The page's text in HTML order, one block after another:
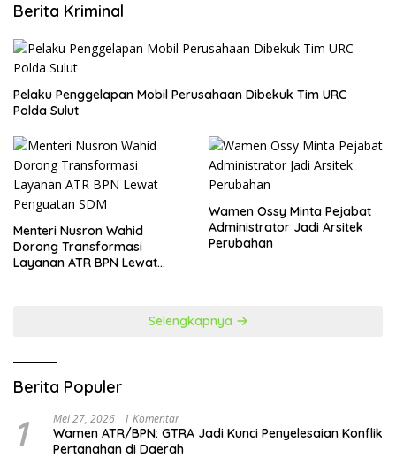
Berita Kriminal
​Pelaku Penggelapan Mobil Perusahaan Dibekuk Tim URC
Polda Sulut
​Menteri Nusron Wahid
Dorong Transformasi
Layanan ATR BPN Lewat
Wamen Ossy Minta Pejabat
Administrator Jadi Arsitek
Perubahan
Selengkapnya
Berita Populer
1 Mei 27, 2026 1 Komentar
Wamen ATR/BPN: GTRA Jadi Kunci Penyelesaian Konflik
Pertanahan di Daerah